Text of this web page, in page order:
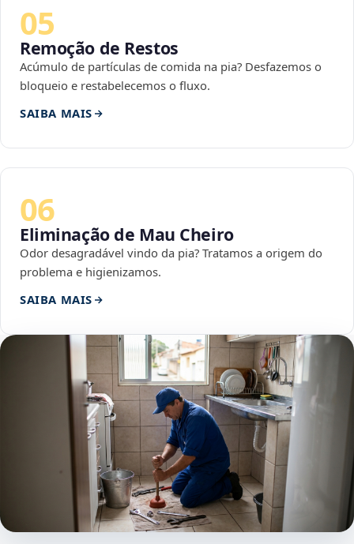
05
Remoção de Restos
Acúmulo de partículas de comida na pia? Desfazemos o
bloqueio e restabelecemos o fluxo.
SAIBA MAIS
06
Eliminação de Mau Cheiro
Odor desagradável vindo da pia? Tratamos a origem do
problema e higienizamos.
SAIBA MAIS